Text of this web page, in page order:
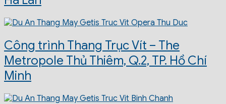
Công trình Thang Trục Vít – The
Metropole Thủ Thiêm, Q.2, TP. Hồ Chí
Minh